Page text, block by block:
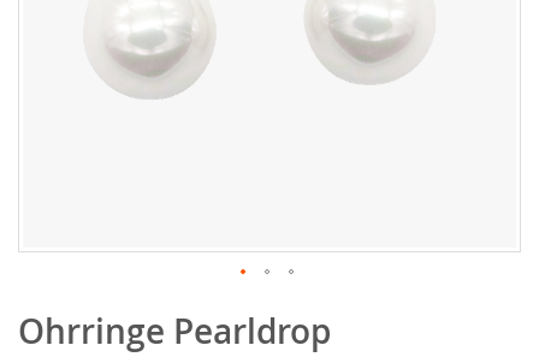
Anfang
der
Ohrringe Pearldrop